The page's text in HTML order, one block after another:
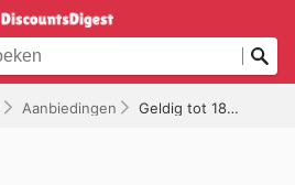
Aanbiedingen Geldig tot 18-06-2026